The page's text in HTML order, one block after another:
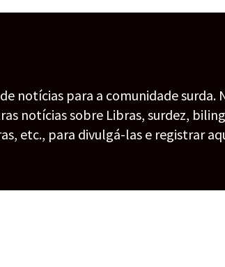
notícias para a comunidade surda.
notícias sobre Libras, surdez,
etc., para divulgá-las e registrar